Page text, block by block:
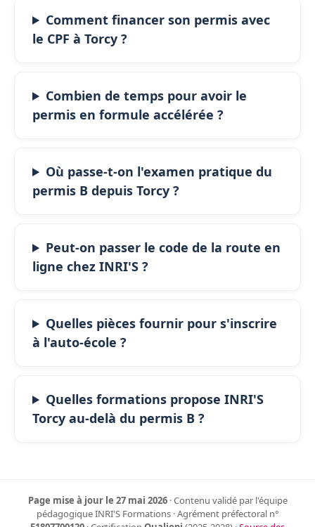
Comment financer son permis avec
le CPF à Torcy ?
Combien de temps pour avoir le
permis en formule accélérée ?
Où passe-t-on l'examen pratique du
permis B depuis Torcy ?
Peut-on passer le code de la route en
ligne chez INRI'S ?
Quelles pièces fournir pour s'inscrire
à l'auto-école ?
Quelles formations propose INRI'S
Torcy au-delà du permis B ?
Page mise à jour le 27 mai 2026· Contenu validé par l'équipe
pédagogique INRI'S Formations · Agrément préfectoral n°